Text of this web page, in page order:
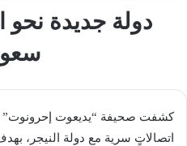
دولة جديدة نحو
كشفت صحيفة “يديعوت إحرونوت”
اتصالاتٍ سرية مع دولة النيجر،